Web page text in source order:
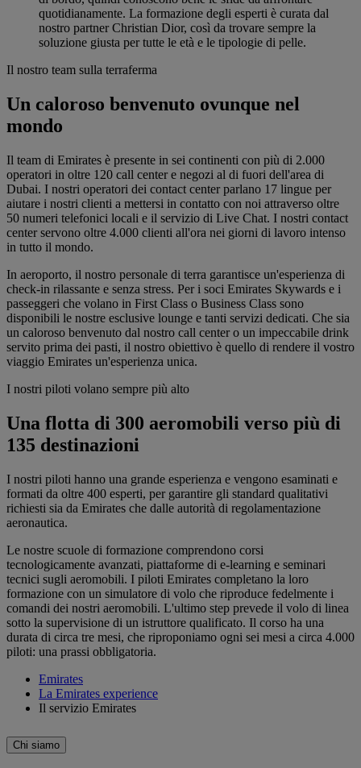
quotidianamente. La formazione degli esperti è curata dal
nostro partner Christian Dior, così da trovare sempre la
soluzione giusta per tutte le età e le tipologie di pelle.
Il nostro team sulla terraferma
Un caloroso benvenuto ovunque nel
mondo
Il team di Emirates è presente in sei continenti con più di 2.000
operatori in oltre 120 call center e negozi al di fuori dell'area di
Dubai. I nostri operatori dei contact center parlano 17 lingue per
aiutare i nostri clienti a mettersi in contatto con noi attraverso oltre
50 numeri telefonici locali e il servizio di Live Chat. I nostri contact
center servono oltre 4.000 clienti all'ora nei giorni di lavoro intenso
in tutto il mondo.
In aeroporto, il nostro personale di terra garantisce un'esperienza di
check-in rilassante e senza stress. Per i soci Emirates Skywards e i
passeggeri che volano in First Class o Business Class sono
disponibili le nostre esclusive lounge e tanti servizi dedicati. Che sia
un caloroso benvenuto dal nostro call center o un impeccabile drink
servito prima dei pasti, il nostro obiettivo è quello di rendere il vostro
viaggio Emirates un'esperienza unica.
I nostri piloti volano sempre più alto
Una flotta di 300 aeromobili verso più di
135 destinazioni
I nostri piloti hanno una grande esperienza e vengono esaminati e
formati da oltre 400 esperti, per garantire gli standard qualitativi
richiesti sia da Emirates che dalle autorità di regolamentazione
aeronautica.
Le nostre scuole di formazione comprendono corsi
tecnologicamente avanzati, piattaforme di e-learning e seminari
tecnici sugli aeromobili. I piloti Emirates completano la loro
formazione con un simulatore di volo che riproduce fedelmente i
comandi dei nostri aeromobili. L'ultimo step prevede il volo di linea
sotto la supervisione di un istruttore qualificato. Il corso ha una
durata di circa tre mesi, che riproponiamo ogni sei mesi a circa 4.000
piloti: una prassi obbligatoria.
Emirates
La Emirates experience
Il servizio Emirates
Chi siamo